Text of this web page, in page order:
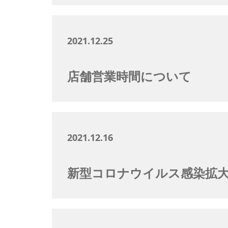
2021.12.25
店舗営業時間について
2021.12.16
新型コロナウイルス感染拡